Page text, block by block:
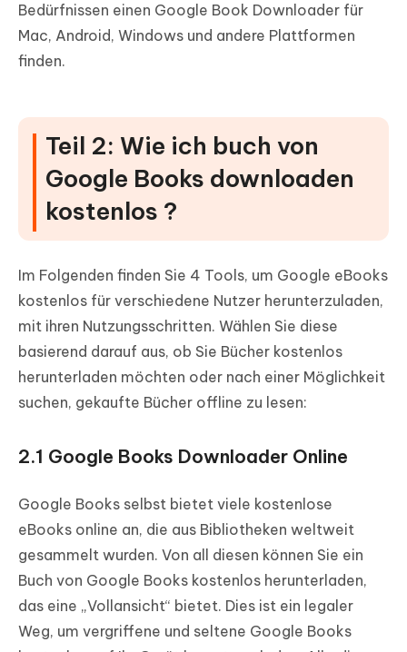
Bedürfnissen einen Google Book Downloader für
Mac, Android, Windows und andere Plattformen
finden.
Teil 2: Wie ich buch von
Google Books downloaden
kostenlos ?
Im Folgenden finden Sie 4 Tools, um Google eBooks
kostenlos für verschiedene Nutzer herunterzuladen,
mit ihren Nutzungsschritten. Wählen Sie diese
basierend darauf aus, ob Sie Bücher kostenlos
herunterladen möchten oder nach einer Möglichkeit
suchen, gekaufte Bücher offline zu lesen:
2.1 Google Books Downloader Online
Google Books selbst bietet viele kostenlose
eBooks online an, die aus Bibliotheken weltweit
gesammelt wurden. Von all diesen können Sie ein
Buch von Google Books kostenlos herunterladen,
das eine „Vollansicht“ bietet. Dies ist ein legaler
Weg, um vergriffene und seltene Google Books